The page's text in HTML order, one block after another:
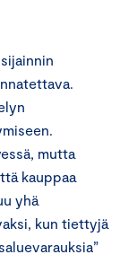
mutta
kauppaa
yhä
kun tiettyjä